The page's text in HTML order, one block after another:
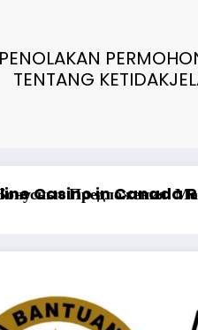
PENOLAKAN
TENTANG
Müştəri